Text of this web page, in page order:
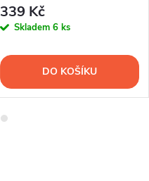
339 Kč
Skladem 6 ks
DO KOŠÍKU